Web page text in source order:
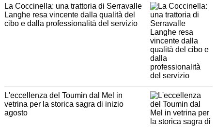
La Coccinella: una trattoria di Serravalle
Langhe resa vincente dalla qualità del
cibo e dalla professionalità del servizio
L'eccellenza del Toumin dal Mel in
vetrina per la storica sagra di inizio
agosto